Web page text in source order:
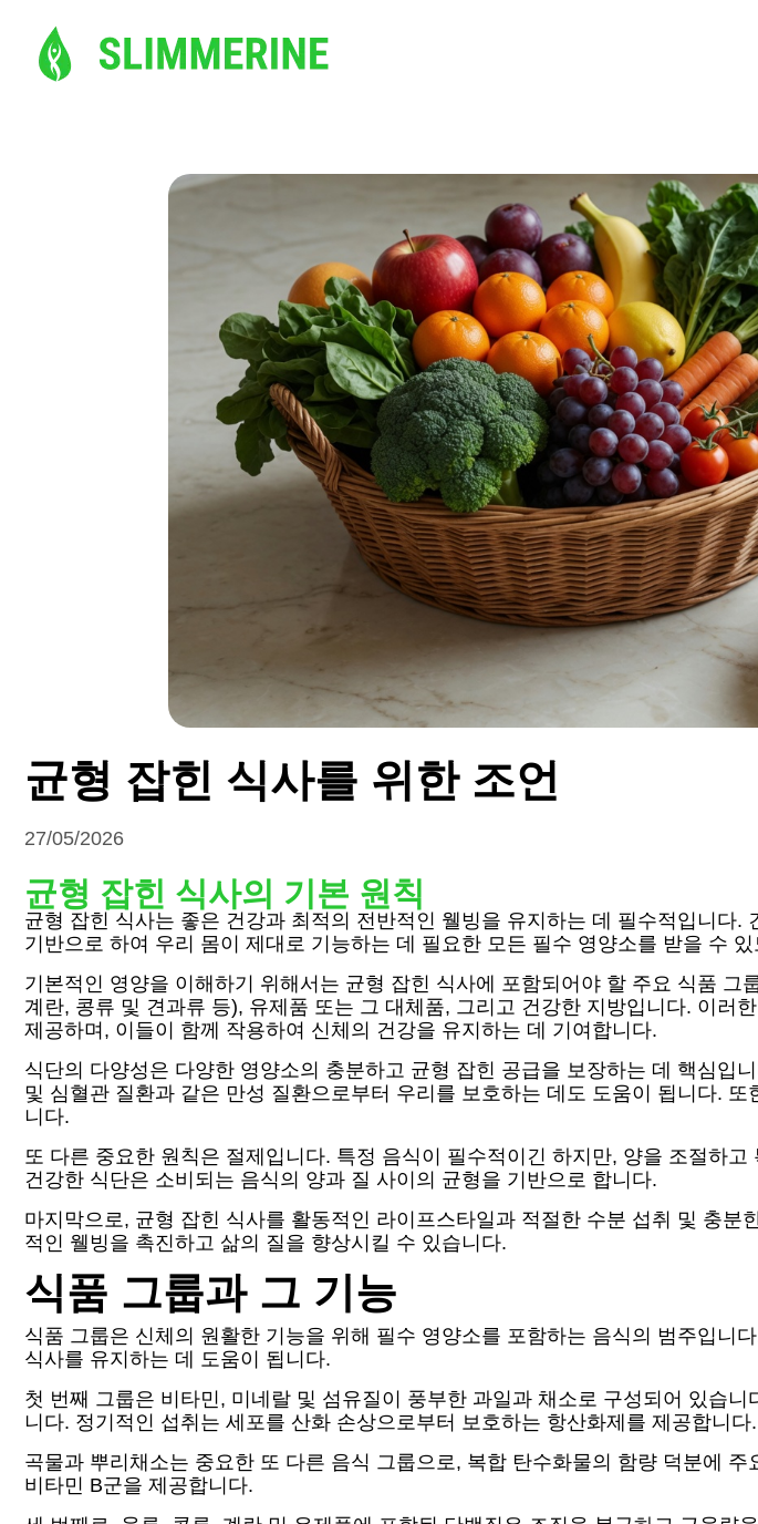
균형 잡힌 식사를 위한 조언
27/05/2026
균형 잡힌 식사의 기본 원칙
균형 잡힌 식사는 좋은 건강과 최적의 전반적인 웰빙을 유지하는 데 필수적입니
기반으로 하여 우리 몸이 제대로 기능하는 데 필요한 모든 필수 영양소를 받을 수
기본적인 영양을 이해하기 위해서는 균형 잡힌 식사에 포함되어야 할 주요 식품
계란, 콩류 및 견과류 등), 유제품 또는 그 대체품, 그리고 건강한 지방입니다. 이러
제공하며, 이들이 함께 작용하여 신체의 건강을 유지하는 데 기여합니다.
식단의 다양성은 다양한 영양소의 충분하고 균형 잡힌 공급을 보장하는 데 핵심입
및 심혈관 질환과 같은 만성 질환으로부터 우리를 보호하는 데도 도움이 됩니다.
니다.
또 다른 중요한 원칙은 절제입니다. 특정 음식이 필수적이긴 하지만, 양을 조절하
건강한 식단은 소비되는 음식의 양과 질 사이의 균형을 기반으로 합니다.
마지막으로, 균형 잡힌 식사를 활동적인 라이프스타일과 적절한 수분 섭취 및 충
적인 웰빙을 촉진하고 삶의 질을 향상시킬 수 있습니다.
식품 그룹과 그 기능
식품 그룹은 신체의 원활한 기능을 위해 필수 영양소를 포함하는 음식의 범주입니
식사를 유지하는 데 도움이 됩니다.
첫 번째 그룹은 비타민, 미네랄 및 섬유질이 풍부한 과일과 채소로 구성되어 있습
니다. 정기적인 섭취는 세포를 산화 손상으로부터 보호하는 항산화제를 제공합니다.
곡물과 뿌리채소는 중요한 또 다른 음식 그룹으로, 복합 탄수화물의 함량 덕분에
비타민 B군을 제공합니다.